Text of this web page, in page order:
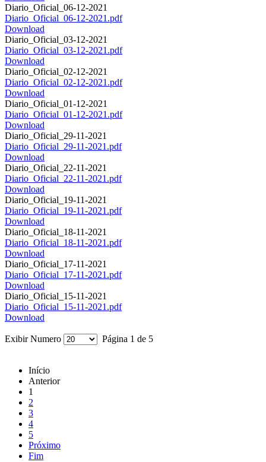
Diario_Oficial_06-12-2021
Diario_Oficial_06-12-2021.pdf
Download
Diario_Oficial_03-12-2021
Diario_Oficial_03-12-2021.pdf
Download
Diario_Oficial_02-12-2021
Diario_Oficial_02-12-2021.pdf
Download
Diario_Oficial_01-12-2021
Diario_Oficial_01-12-2021.pdf
Download
Diario_Oficial_29-11-2021
Diario_Oficial_29-11-2021.pdf
Download
Diario_Oficial_22-11-2021
Diario_Oficial_22-11-2021.pdf
Download
Diario_Oficial_19-11-2021
Diario_Oficial_19-11-2021.pdf
Download
Diario_Oficial_18-11-2021
Diario_Oficial_18-11-2021.pdf
Download
Diario_Oficial_17-11-2021
Diario_Oficial_17-11-2021.pdf
Download
Diario_Oficial_15-11-2021
Diario_Oficial_15-11-2021.pdf
Download
Exibir Numero Página 1 de 5
Início
Anterior
1
2
3
4
5
Próximo
Fim